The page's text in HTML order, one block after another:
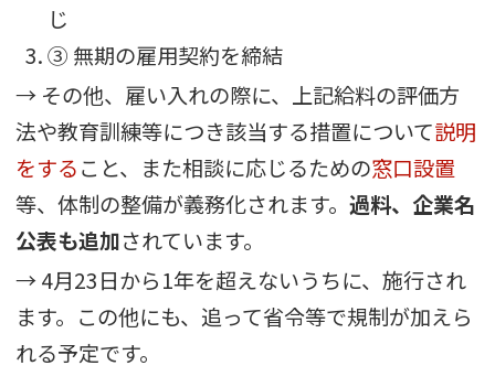
じ
③ 無期の雇用契約を締結
→ その他、雇い入れの際に、上記給料の評価方
法や教育訓練等につき該当する措置について説明
をすること、また相談に応じるための窓口設置
等、体制の整備が義務化されます。過料、企業名
公表も追加されています。
→ 4月23日から1年を超えないうちに、施行され
ます。この他にも、追って省令等で規制が加えら
れる予定です。